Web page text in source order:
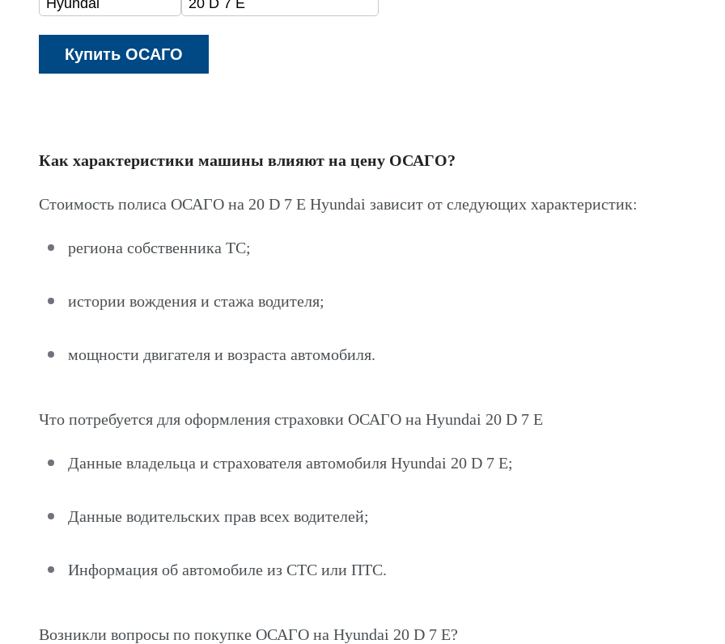
Как характеристики машины влияют на цену ОСАГО?
Стоимость полиса ОСАГО на 20 D 7 E Hyundai зависит от следующих характеристик:
региона собственника ТС;
истории вождения и стажа водителя;
мощности двигателя и возраста автомобиля.
Что потребуется для оформления страховки ОСАГО на Hyundai 20 D 7 E
Данные владельца и страхователя автомобиля Hyundai 20 D 7 E;
Данные водительских прав всех водителей;
Информация об автомобиле из СТС или ПТС.
Возникли вопросы по покупке ОСАГО на Hyundai 20 D 7 E?